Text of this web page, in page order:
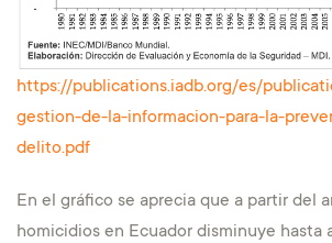
https://publications.iadb.org/es/
gestion-de-la-informacion-para-la-
delito.pdf
En el gráfico se aprecia que a partir del
homicidios en Ecuador disminuye hasta